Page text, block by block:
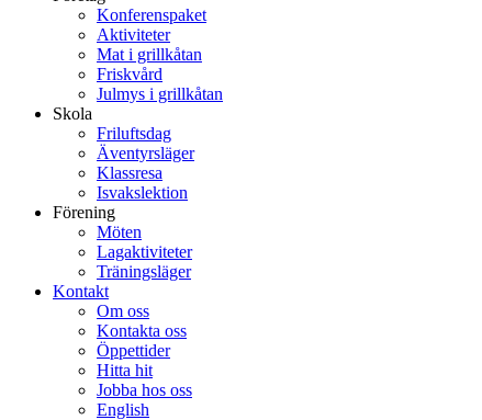
Konferenspaket
Aktiviteter
Mat i grillkåtan
Friskvård
Julmys i grillkåtan
Skola
Friluftsdag
Äventyrsläger
Klassresa
Isvakslektion
Förening
Möten
Lagaktiviteter
Träningsläger
Kontakt
Om oss
Kontakta oss
Öppettider
Hitta hit
Jobba hos oss
English